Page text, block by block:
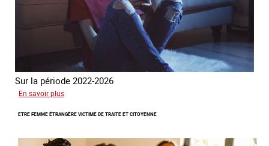
Sur la période 2022-2026
En savoir plus
GRETA
son
ETRE FEMME ÉTRANGÈRE VICTIME DE TRAITE ET CITOYENNE